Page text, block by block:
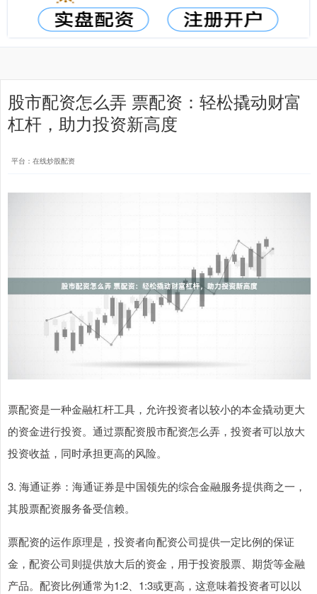
股市配资怎么弄 票配资：轻松撬动财富
杠杆，助力投资新高度
平台：在线炒股配资
票配资是一种金融杠杆工具，允许投资者以较小的本金撬动更大
的资金进行投资。通过票配资股市配资怎么弄，投资者可以放大
投资收益，同时承担更高的风险。
3. 海通证券：海通证券是中国领先的综合金融服务提供商之一，
其股票配资服务备受信赖。
票配资的运作原理是，投资者向配资公司提供一定比例的保证
金，配资公司则提供放大后的资金，用于投资股票、期货等金融
产品。配资比例通常为1:2、1:3或更高，这意味着投资者可以以